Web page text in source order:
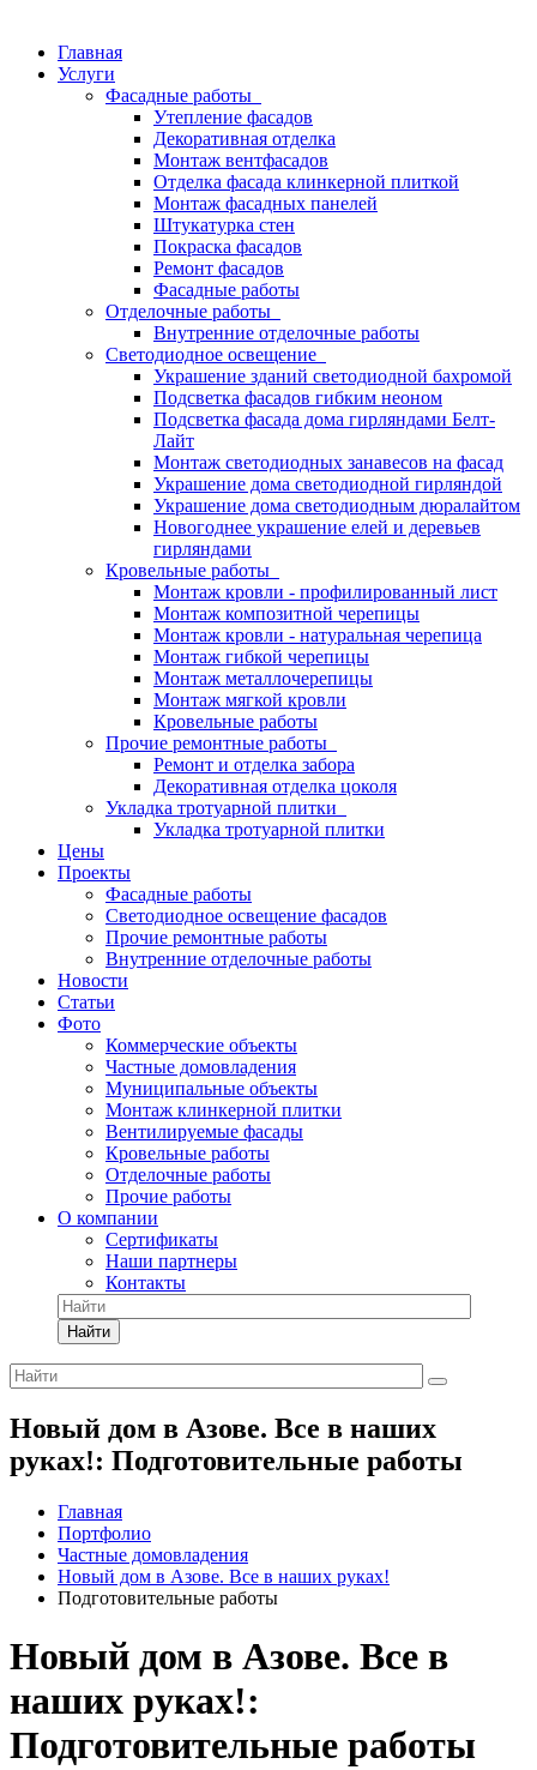
Главная
Услуги
Фасадные работы
Утепление фасадов
Декоративная отделка
Монтаж вентфасадов
Отделка фасада клинкерной плиткой
Монтаж фасадных панелей
Штукатурка стен
Покраска фасадов
Ремонт фасадов
Фасадные работы
Отделочные работы
Внутренние отделочные работы
Светодиодное освещение
Украшение зданий светодиодной бахромой
Подсветка фасадов гибким неоном
Подсветка фасада дома гирляндами Белт-
Лайт
Монтаж светодиодных занавесов на фасад
Украшение дома светодиодной гирляндой
Украшение дома светодиодным дюралайтом
Новогоднее украшение елей и деревьев
гирляндами
Кровельные работы
Монтаж кровли - профилированный лист
Монтаж композитной черепицы
Монтаж кровли - натуральная черепица
Монтаж гибкой черепицы
Монтаж металлочерепицы
Монтаж мягкой кровли
Кровельные работы
Прочие ремонтные работы
Ремонт и отделка забора
Декоративная отделка цоколя
Укладка тротуарной плитки
Укладка тротуарной плитки
Цены
Проекты
Фасадные работы
Светодиодное освещение фасадов
Прочие ремонтные работы
Внутренние отделочные работы
Новости
Статьи
Фото
Коммерческие объекты
Частные домовладения
Муниципальные объекты
Монтаж клинкерной плитки
Вентилируемые фасады
Кровельные работы
Отделочные работы
Прочие работы
О компании
Сертификаты
Наши партнеры
Контакты
Найти
Новый дом в Азове. Все в наших
руках!: Подготовительные работы
Главная
Портфолио
Частные домовладения
Новый дом в Азове. Все в наших руках!
Подготовительные работы
Новый дом в Азове. Все в
наших руках!:
Подготовительные работы